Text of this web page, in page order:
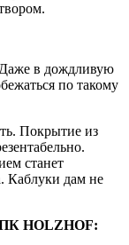
в дождливую
по такому
Покрытие из
станет
Каблуки дам не
HOLZHOF: